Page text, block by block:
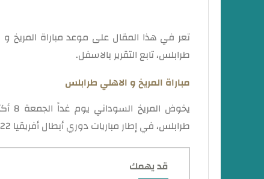
تعر في هذا المقال على موعد مباراة المريخ
طرابلس، تابع التقرير بالاسفل.
مباراة المريخ و الاهلي طرابلس
طرابلس، في إطار مباريات دوري أبطال أفريقيا 2022-2023 مباراة الذهاب.
قد يهمك